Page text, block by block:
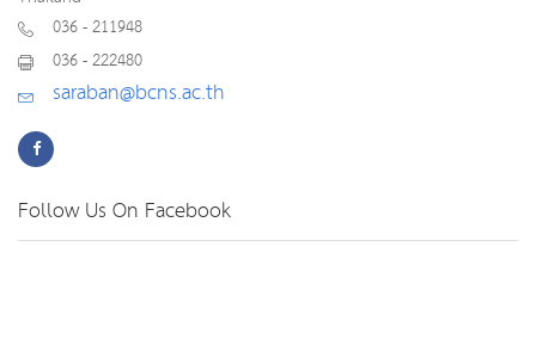
036 - 211948
036 - 222480
saraban@bcns.ac.th
Follow Us On Facebook